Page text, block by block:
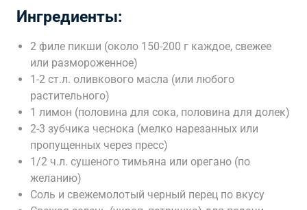
Ингредиенты:
2 филе пикши (около 150-200 г каждое, свежее
или размороженное)
1-2 ст.л. оливкового масла (или любого
растительного)
1 лимон (половина для сока, половина для долек)
2-3 зубчика чеснока (мелко нарезанных или
пропущенных через пресс)
1/2 ч.л. сушеного тимьяна или орегано (по
желанию)
Соль и свежемолотый черный перец по вкусу